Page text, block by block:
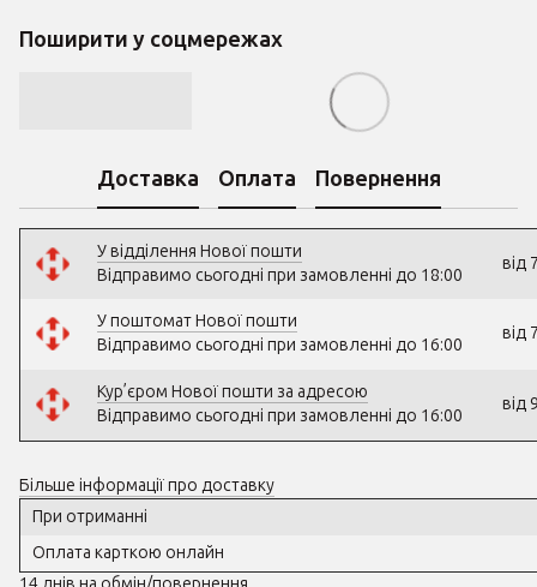
Поширити у соцмережах
Доставка Оплата Повернення
У відділення Нової пошти
Відправимо сьогодні при замовленні до 18:00
від
У поштомат Нової пошти
Відправимо сьогодні при замовленні до 16:00
від
Кур’єром Нової пошти за адресою
Відправимо сьогодні при замовленні до 16:00
від
Більше інформації про доставку
При отриманні
Оплата карткою онлайн